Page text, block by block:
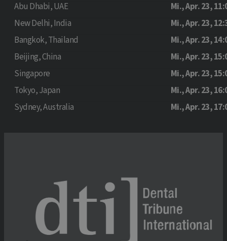
Abu Dhabi, UAE
Mi., Apr. 23,
New Delhi, India
Mi., Apr. 23,
Bangkok, Thailand
Mi., Apr. 23,
Beijing, China
Mi., Apr. 23,
Singapore
Mi., Apr. 23,
Tokyo, Japan
Mi., Apr. 23,
Sydney, Australia
Mi., Apr. 23,